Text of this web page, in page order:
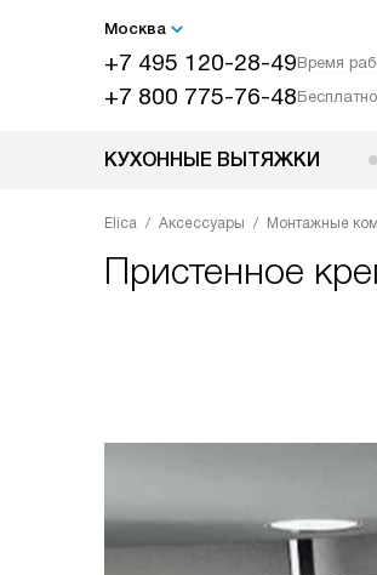
Москва
+7 495 120-28-49Время
+7 800 775-76-48
КУХОННЫЕ ВЫТЯЖКИ
Elica Аксессуары Монтажные
Пристенное